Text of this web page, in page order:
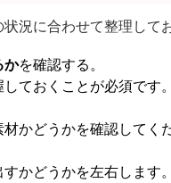
況に合わせて整理して
かを確認する。
ておくことが必須です。
かどうかを確認してくだ
かどうかを左右します。